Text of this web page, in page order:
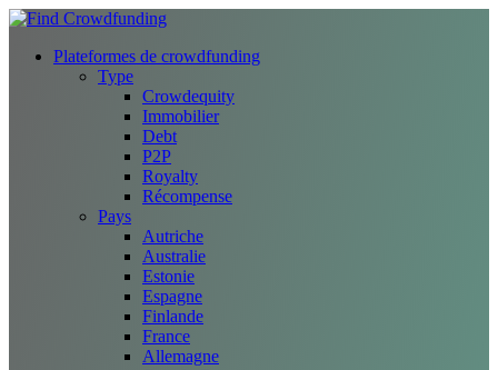
Plateformes de crowdfunding
Type
Crowdequity
Immobilier
Debt
P2P
Royalty
Récompense
Pays
Autriche
Australie
Estonie
Espagne
Finlande
France
Allemagne